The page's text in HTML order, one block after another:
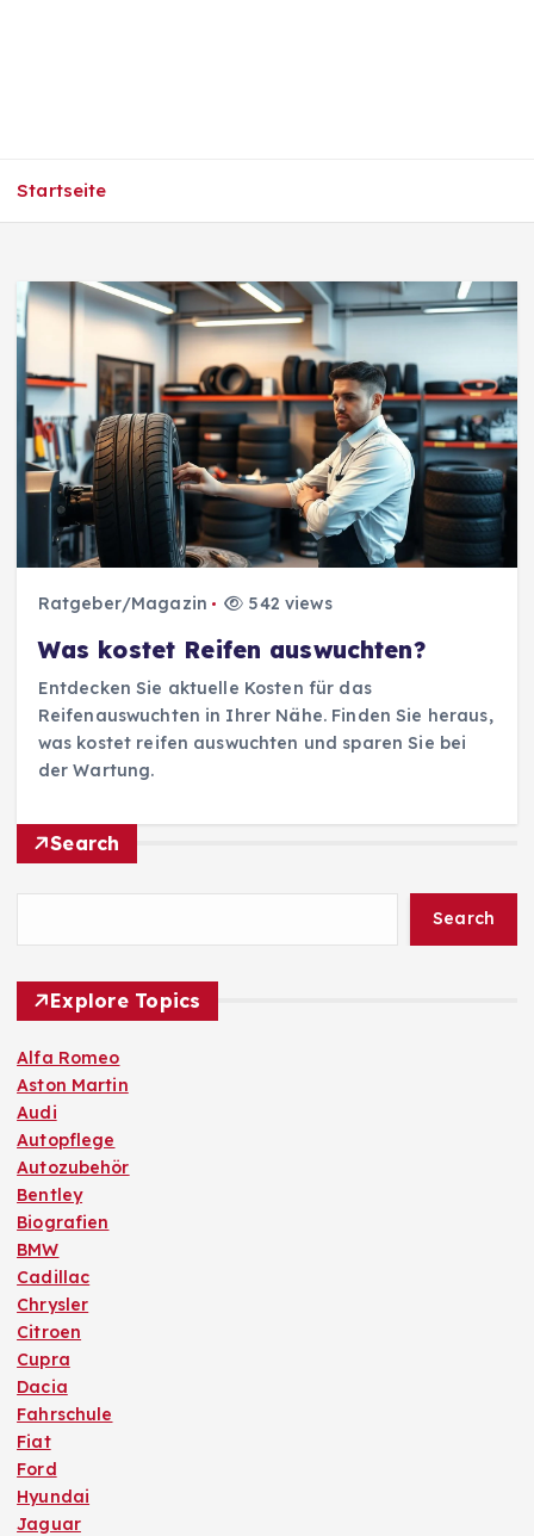
Startseite
Ratgeber/Magazin 542 views
Was kostet Reifen auswuchten?
Entdecken Sie aktuelle Kosten für das
Reifenauswuchten in Ihrer Nähe. Finden Sie heraus,
was kostet reifen auswuchten und sparen Sie bei
der Wartung.
Search
Search
Explore Topics
Alfa Romeo
Aston Martin
Audi
Autopflege
Autozubehör
Bentley
Biografien
BMW
Cadillac
Chrysler
Citroen
Cupra
Dacia
Fahrschule
Fiat
Ford
Hyundai
Jaguar